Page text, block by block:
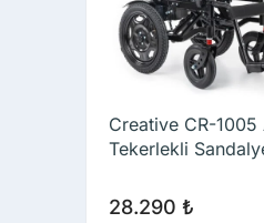
Creative CR-1005
Tekerlekli
28.290₺